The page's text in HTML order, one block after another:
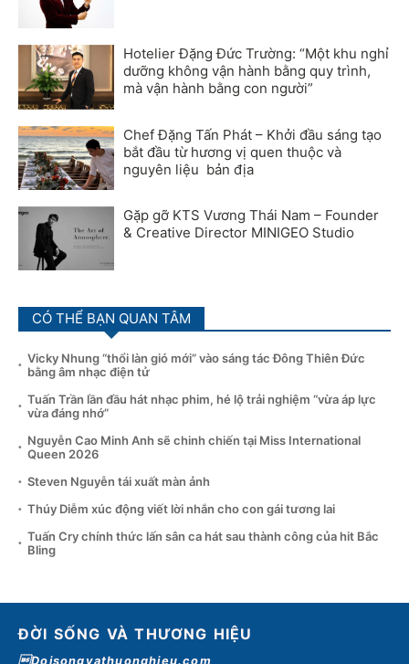
Hotelier Đặng Đức Trường: “Một khu nghỉ
dưỡng không vận hành bằng quy trình,
mà vận hành bằng con người”
Chef Đặng Tấn Phát – Khởi đầu sáng tạo
bắt đầu từ hương vị quen thuộc và
nguyên liệu bản địa
Gặp gỡ KTS Vương Thái Nam – Founder
& Creative Director MINIGEO Studio
CÓ THỂ BẠN QUAN TÂM
Vicky Nhung “thổi làn gió mới” vào sáng tác Đông Thiên Đức
bằng âm nhạc điện tử
Tuấn Trần lần đầu hát nhạc phim, hé lộ trải nghiệm “vừa áp lực
vừa đáng nhớ”
Nguyễn Cao Minh Anh sẽ chinh chiến tại Miss International
Queen 2026
Steven Nguyễn tái xuất màn ảnh
Thúy Diễm xúc động viết lời nhắn cho con gái tương lai
Tuấn Cry chính thức lấn sân ca hát sau thành công của hit Bắc
Bling
ĐỜI SỐNG VÀ THƯƠNG HIỆU
Doisongvathuonghieu.com